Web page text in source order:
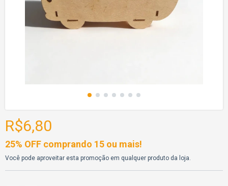
R$6,80
25% OFF comprando 15 ou mais!
Você pode aproveitar esta promoção em qualquer produto da loja.